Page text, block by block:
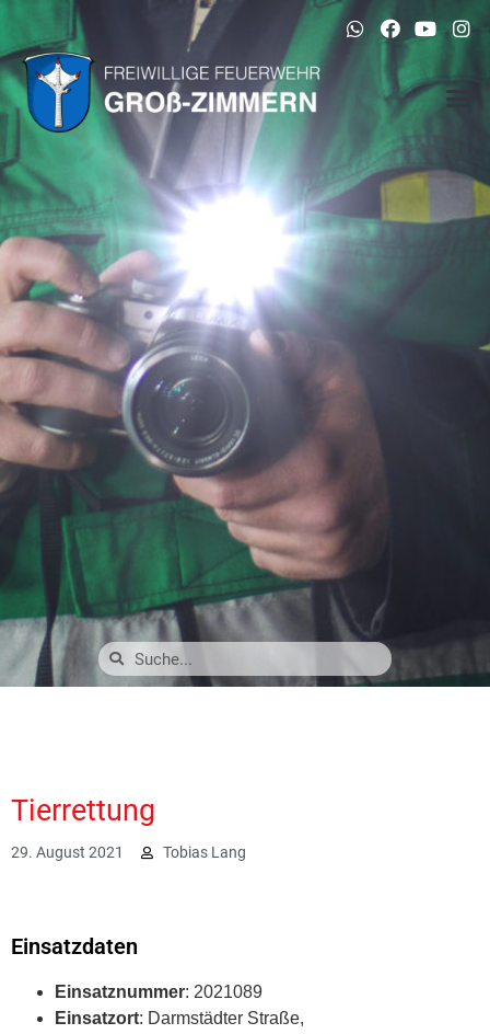
Tierrettung
29. August 2021 Tobias Lang
Einsatzdaten
Einsatznummer: 2021089
Einsatzort: Darmstädter Straße,